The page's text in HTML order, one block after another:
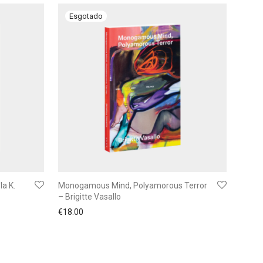
K.
Monogamous Mind, Polyamorous Terror
– Brigitte Vasallo
€18.00